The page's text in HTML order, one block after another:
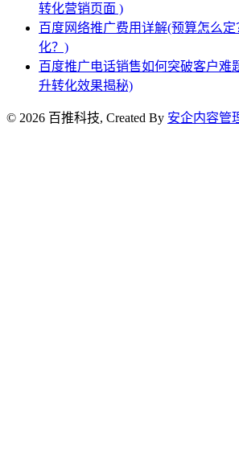
转化营销页面 )
百度网络推广费用详解(预算怎么
化？)
百度推广电话销售如何突破客户难
升转化效果揭秘)
© 2026 百推科技, Created By 安企内容管